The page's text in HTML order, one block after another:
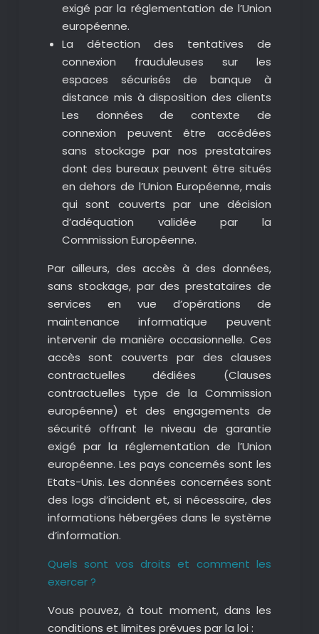
exigé par la réglementation de l’Union
européenne.
La détection des tentatives de
connexion frauduleuses sur les
espaces sécurisés de banque à
distance mis à disposition des clients
Les données de contexte de
connexion peuvent être accédées
sans stockage par nos prestataires
dont des bureaux peuvent être situés
en dehors de l’Union Européenne, mais
qui sont couverts par une décision
d’adéquation validée par la
Commission Européenne.
Par ailleurs, des accès à des données,
sans stockage, par des prestataires de
services en vue d’opérations de
maintenance informatique peuvent
intervenir de manière occasionnelle. Ces
accès sont couverts par des clauses
contractuelles dédiées (Clauses
contractuelles type de la Commission
européenne) et des engagements de
sécurité offrant le niveau de garantie
exigé par la réglementation de l’Union
européenne. Les pays concernés sont les
Etats-Unis. Les données concernées sont
des logs d’incident et, si nécessaire, des
informations hébergées dans le système
d’information.
Quels sont vos droits et comment les
exercer ?
Vous pouvez, à tout moment, dans les
conditions et limites prévues par la loi :